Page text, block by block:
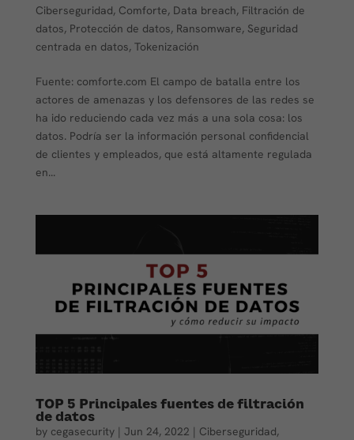
Ciberseguridad, Comforte, Data breach, Filtración de
datos, Protección de datos, Ransomware, Seguridad
centrada en datos, Tokenización
Fuente: comforte.com El campo de batalla entre los
actores de amenazas y los defensores de las redes se
ha ido reduciendo cada vez más a una sola cosa: los
datos. Podría ser la información personal confidencial
de clientes y empleados, que está altamente regulada
en...
TOP 5 Principales fuentes de filtración
de datos
by cegasecurity| Jun 24, 2022 | Ciberseguridad,